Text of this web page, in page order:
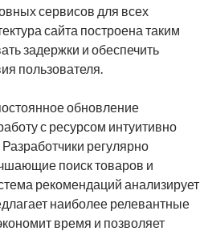
сервисов для всех
сайта построена таким
задержки и обеспечить
пользователя.
обновление
с ресурсом интуитивно
регулярно
поиск товаров и
рекомендаций анализирует
наиболее релевантные
время и позволяет